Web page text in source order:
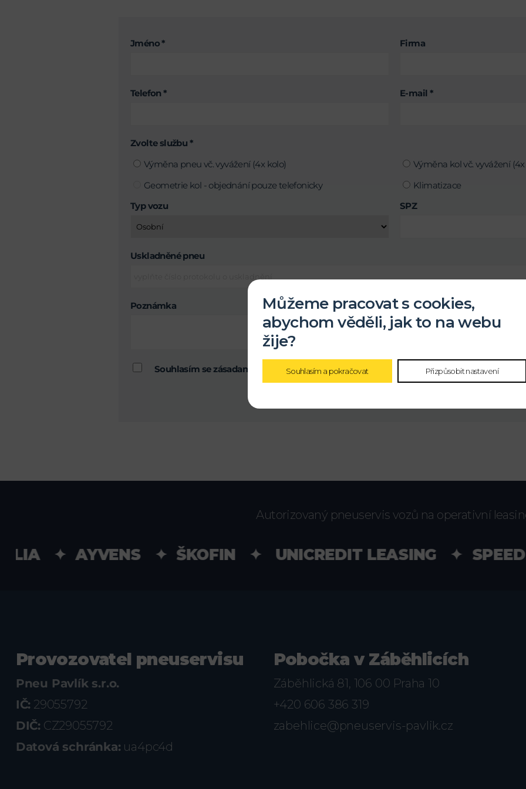
Jméno * Firma
Telefon * E-mail *
Zvolte službu *
Výměna pneu vč. vyvážení (4x kolo)
Výměna kol vč. vyvážení
Geometrie kol - objednání pouze telefonicky
Klimatizace
Typ vozu
SPZ
Uskladněné pneu
Poznámka
Souhlasím se zásadami ochranyosobních údajů
Autorizovaný pneuservis vozů na operativní
✦ AYVENS ✦ ŠKOFIN ✦ UNICREDIT LEASING ✦ SPEED
Provozovatel pneuservisu
Pneu Pavlík s.r.o.
IČ: 29055792
DIČ: CZ29055792
Datová schránka: ua4pc4d
Pobočka v Záběhlicích
Záběhlická 81, 106 00 Praha 10
+420 606 386 319
zabehlice@pneuservis-pavlik.cz
Můžeme pracovat s cookies,
abychom věděli, jak to na webu
žije?
Souhlasím a pokračovat Přizpůsobit nastavení